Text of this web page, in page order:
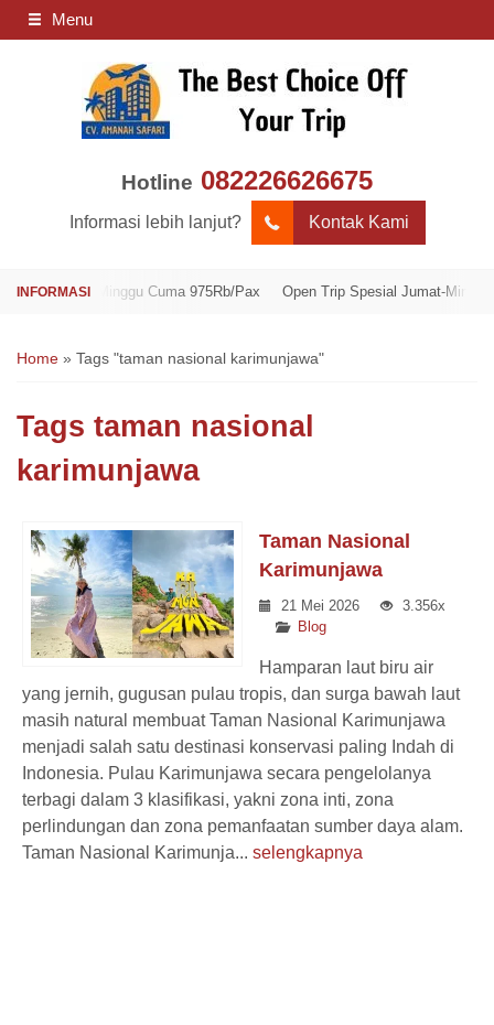
Menu
Hotline 082226626675
Informasi lebih lanjut? Kontak Kami
Minggu Cuma 975Rb/Pax Open Trip Spesial Jumat-Minggu Cuma
Home » Tags "taman nasional karimunjawa"
Tags taman nasional
karimunjawa
Taman Nasional
Karimunjawa
21 Mei 2026
3.356x
Blog
Hamparan laut biru air
yang jernih, gugusan pulau tropis, dan surga bawah laut
masih natural membuat Taman Nasional Karimunjawa
menjadi salah satu destinasi konservasi paling Indah di
Indonesia. Pulau Karimunjawa secara pengelolanya
terbagi dalam 3 klasifikasi, yakni zona inti, zona
perlindungan dan zona pemanfaatan sumber daya alam.
Taman Nasional Karimunja... selengkapnya